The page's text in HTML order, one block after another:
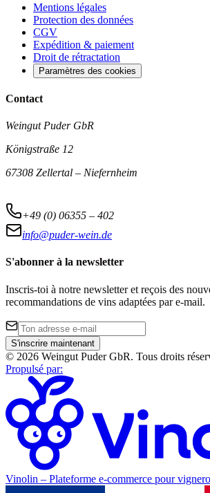
Mentions légales
Protection des données
CGV
Expédition & paiement
Droit de rétractation
Paramètres des cookies
Contact
Weingut Puder GbR
Königstraße 12
67308 Zellertal – Niefernheim
+49 (0) 06355 – 402
info@puder-wein.de
S'abonner à la newsletter
Inscris-toi à notre newsletter et reçois des
recommandations de vins adaptées par e-mail.
S'inscrire maintenant
© 2026 Weingut Puder GbR. Tous droits
Propulsé par:
Vinolin – Plateforme e-commerce pour